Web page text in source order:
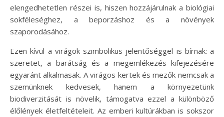
elengedhetetlen részei is, hiszen hozzájárulnak a biológiai
sokféleséghez, a beporzáshoz és a növények
szaporodásához.
Ezen kívül a virágok szimbolikus jelentőséggel is bírnak: a
szeretet, a barátság és a megemlékezés kifejezésére
egyaránt alkalmasak. A virágos kertek és mezők nemcsak a
szemünknek kedvesek, hanem a környezetünk
biodiverzitását is növelik, támogatva ezzel a különböző
élőlények életfeltételeit. Az emberi kultúrákban is sokszor